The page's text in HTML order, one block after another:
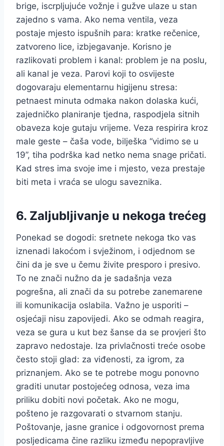
brige, iscrpljujuće vožnje i gužve ulaze u stan
zajedno s vama. Ako nema ventila, veza
postaje mjesto ispušnih para: kratke rečenice,
zatvoreno lice, izbjegavanje. Korisno je
razlikovati problem i kanal: problem je na poslu,
ali kanal je veza. Parovi koji to osvijeste
dogovaraju elementarnu higijenu stresa:
petnaest minuta odmaka nakon dolaska kući,
zajedničko planiranje tjedna, raspodjela sitnih
obaveza koje gutaju vrijeme. Veza respirira kroz
male geste – čaša vode, bilješka “vidimo se u
19”, tiha podrška kad netko nema snage pričati.
Kad stres ima svoje ime i mjesto, veza prestaje
biti meta i vraća se ulogu saveznika.
6. Zaljubljivanje u nekoga trećeg
Ponekad se dogodi: sretnete nekoga tko vas
iznenadi lakoćom i svježinom, i odjednom se
čini da je sve u čemu živite presporo i presivo.
To ne znači nužno da je sadašnja veza
pogrešna, ali znači da su potrebe zanemarene
ili komunikacija oslabila. Važno je usporiti –
osjećaji nisu zapovijedi. Ako se odmah reagira,
veza se gura u kut bez šanse da se provjeri što
zapravo nedostaje. Iza privlačnosti treće osobe
često stoji glad: za viđenosti, za igrom, za
priznanjem. Ako se te potrebe mogu ponovno
graditi unutar postojećeg odnosa, veza ima
priliku dobiti novi početak. Ako ne mogu,
pošteno je razgovarati o stvarnom stanju.
Poštovanje, jasne granice i odgovornost prema
posljedicama čine razliku između nepopravljive